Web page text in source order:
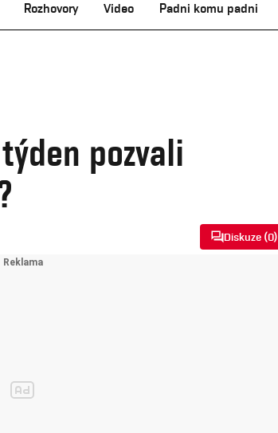
Rozhovory Video Padni komu padni
pozvali
Diskuze (0)